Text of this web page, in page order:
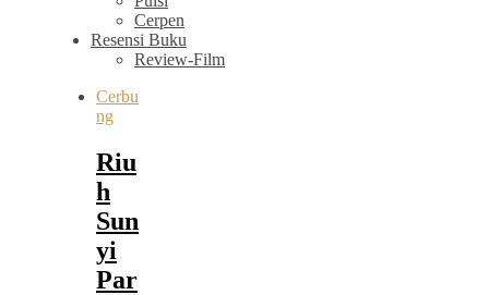
Cerpen
Resensi Buku
Review-Film
Cerbu
ng
Riu
h
Sun
yi
Par